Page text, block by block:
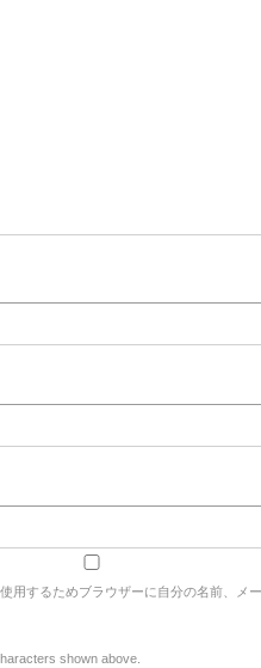
用するためブラウザーに自分の名前、メ
shown above.